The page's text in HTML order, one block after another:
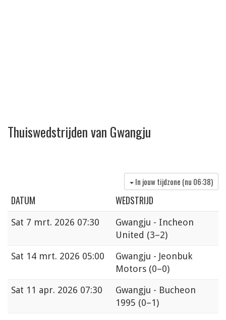
Thuiswedstrijden van Gwangju
In jouw tijdzone (nu 06:38)
DATUM WEDSTRIJD
Sat 7 mrt. 2026 07:30
Gwangju - Incheon
United (3–2)
Sat 14 mrt. 2026 05:00
Gwangju - Jeonbuk
Motors (0–0)
Sat 11 apr. 2026 07:30
Gwangju - Bucheon
1995 (0–1)